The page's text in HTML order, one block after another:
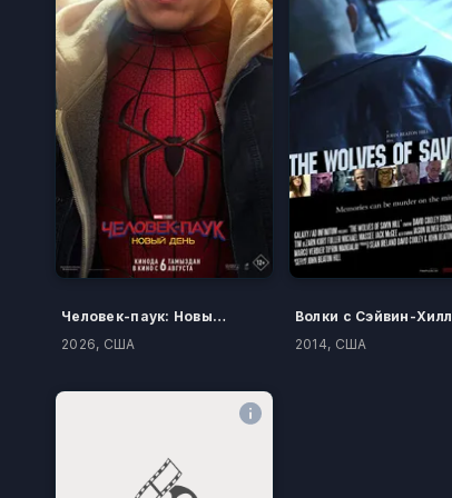
Человек-паук: Новый день
2026, США
Волки с Сэйвин-Хилл
2014, США